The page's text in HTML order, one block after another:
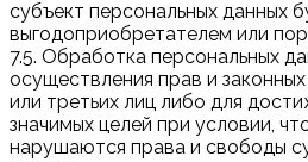
субъект персональных данных
выгодоприобретателем или
7.5. Обработка персональных
осуществления прав и
или третьих лиц либо для
значимых целей при условии,
нарушаются права и свободы